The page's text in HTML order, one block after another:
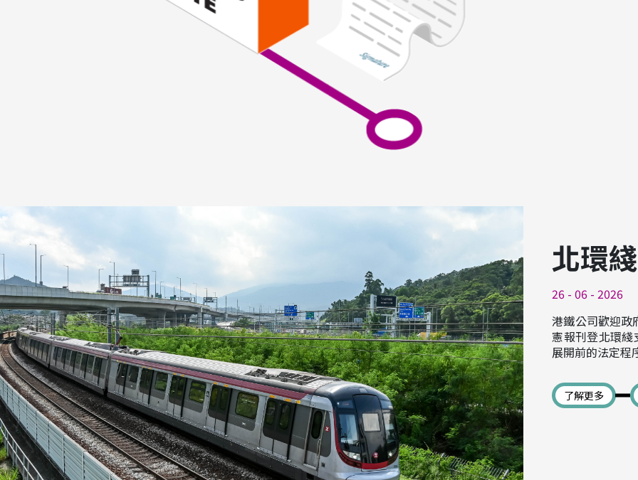
北環
26 - 06 - 2026
港鐵公司歡迎政
憲報刊登北環
展開前的法定程
了解更多